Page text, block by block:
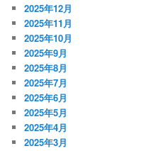
2025年12月
2025年11月
2025年10月
2025年9月
2025年8月
2025年7月
2025年6月
2025年5月
2025年4月
2025年3月